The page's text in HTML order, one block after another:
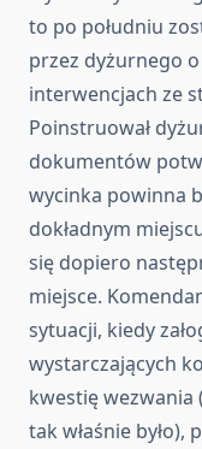
to po południu
przez dyżurnego
interwencjach ze
Poinstruował
dokumentów
wycinka powinna
dokładnym
się dopiero
miejsce.
sytuacji, kiedy
wystarczających
kwestię wezwania
tak właśnie było),